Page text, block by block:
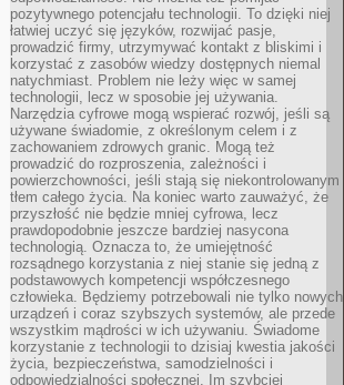
pozytywnego potencjału technologii. To dzięki niej
łatwiej uczyć się języków, rozwijać pasje,
prowadzić firmy, utrzymywać kontakt z bliskimi i
korzystać z zasobów wiedzy dostępnych niemal
natychmiast. Problem nie leży więc w samej
technologii, lecz w sposobie jej używania.
Narzędzia cyfrowe mogą wspierać rozwój, jeśli są
używane świadomie, z określonym celem i z
zachowaniem zdrowych granic. Mogą też
prowadzić do rozproszenia, zależności i
powierzchowności, jeśli stają się niekontrolowanym
tłem całego życia. Na koniec warto zauważyć, że
przyszłość nie będzie mniej cyfrowa, lecz
prawdopodobnie jeszcze bardziej nasycona
technologią. Oznacza to, że umiejętność
rozsądnego korzystania z niej stanie się jedną z
podstawowych kompetencji współczesnego
człowieka. Będziemy potrzebowali nie tylko nowych
urządzeń i coraz szybszych systemów, ale przede
wszystkim mądrości w ich używaniu. Świadome
korzystanie z technologii to dzisiaj kwestia jakości
życia, bezpieczeństwa, samodzielności i
odpowiedzialności społecznej. Im szybciej